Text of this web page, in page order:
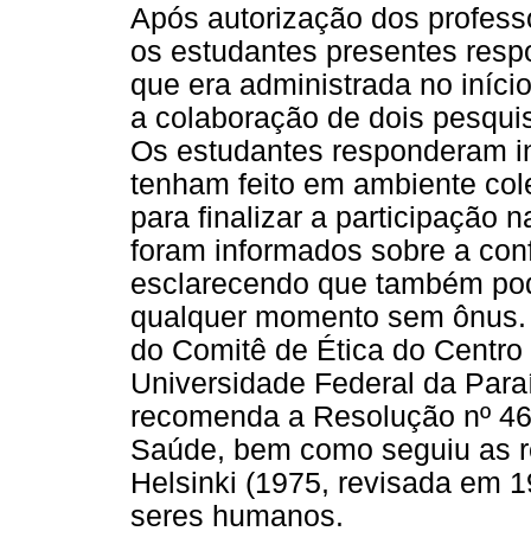
Após autorização dos
os estudantes presentes
que era administrada no
a colaboração de dois
Os estudantes responderam
tenham feito em ambiente
para finalizar a participação
foram informados sobre a
esclarecendo que também
qualquer momento sem
do Comitê de Ética do
Universidade Federal da
recomenda a Resolução nº
Saúde, bem como seguiu as
Helsinki (1975, revisada em
seres humanos.